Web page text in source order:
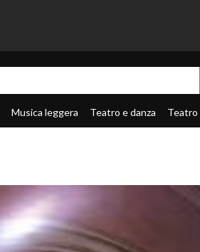
Musica leggera Teatro e danza Teatro